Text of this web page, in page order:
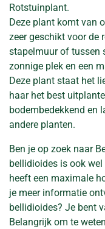
Rotstuinplant.
Deze plant komt van
zeer geschikt voor de
stapelmuur of tussen
zonnige plek en een
Deze plant staat het
haar het best
bodembedekkend en
andere planten.
Ben je op zoek naar
bellidioides is ook
heeft een maximale
je meer informatie
bellidioides? Je bent
Belangrijk om te